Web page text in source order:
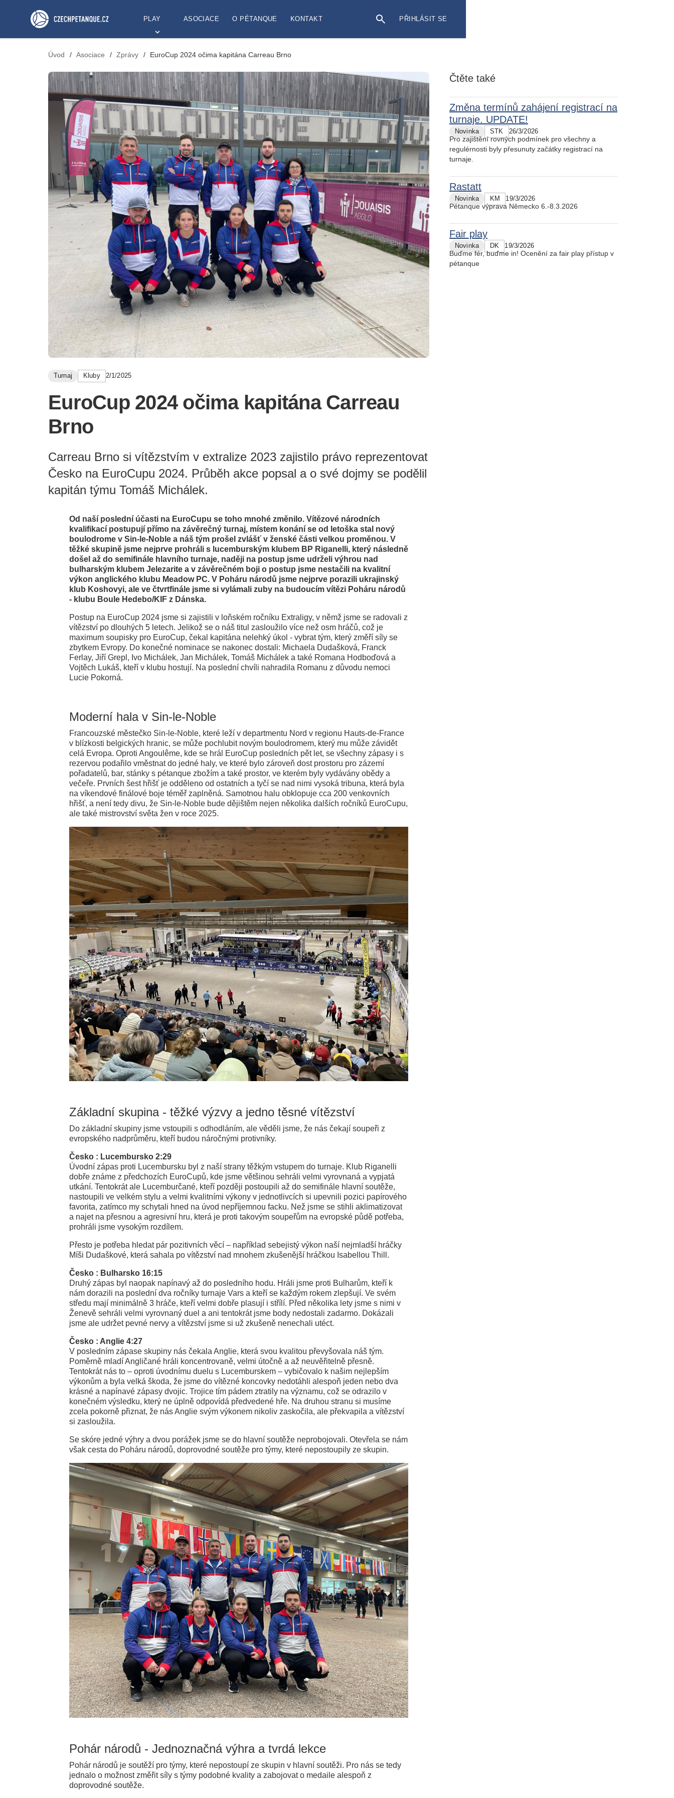
PLAY ASOCIACE O PÉTANQUE KONTAKT PŘIHLÁSIT SE
Úvod / Asociace / Zprávy / EuroCup 2024 očima kapitána Carreau Brno
Turnaj Kluby 2/1/2025
EuroCup 2024 očima kapitána Carreau
Brno
Carreau Brno si vítězstvím v extralize 2023 zajistilo právo reprezentovat
Česko na EuroCupu 2024. Průběh akce popsal a o své dojmy se podělil
kapitán týmu Tomáš Michálek.
Od naší poslední účasti na EuroCupu se toho mnohé změnilo. Vítězové národních
kvalifikací postupují přímo na závěrečný turnaj, místem konání se od letoška stal nový
boulodrome v Sin-le-Noble a náš tým prošel zvlášť v ženské části velkou proměnou. V
těžké skupině jsme nejprve prohráli s lucemburským klubem BP Riganelli, který následně
došel až do semifinále hlavního turnaje, naději na postup jsme udrželi výhrou nad
bulharským klubem Jelezarite a v závěrečném boji o postup jsme nestačili na kvalitní
výkon anglického klubu Meadow PC. V Poháru národů jsme nejprve porazili ukrajinský
klub Koshovyi, ale ve čtvrtfinále jsme si vylámali zuby na budoucím vítězi Poháru národů
- klubu Boule Hedebo/KIF z Dánska.
Postup na EuroCup 2024 jsme si zajistili v loňském ročníku Extraligy, v němž jsme se radovali z
vítězství po dlouhých 5 letech. Jelikož se o náš titul zasloužilo více než osm hráčů, což je
maximum soupisky pro EuroCup, čekal kapitána nelehký úkol - vybrat tým, který změří síly se
zbytkem Evropy. Do konečné nominace se nakonec dostali: Michaela Dudašková, Franck
Ferlay, Jiří Grepl, Ivo Michálek, Jan Michálek, Tomáš Michálek a také Romana Hodboďová a
Vojtěch Lukáš, kteří v klubu hostují. Na poslední chvíli nahradila Romanu z důvodu nemoci
Lucie Pokorná.
Moderní hala v Sin-le-Noble
Francouzské městečko Sin-le-Noble, které leží v departmentu Nord v regionu Hauts-de-France
v blízkosti belgických hranic, se může pochlubit novým boulodromem, který mu může závidět
celá Evropa. Oproti Angoulême, kde se hrál EuroCup posledních pět let, se všechny zápasy i s
rezervou podařilo vměstnat do jedné haly, ve které bylo zároveň dost prostoru pro zázemí
pořadatelů, bar, stánky s pétanque zbožím a také prostor, ve kterém byly vydávány obědy a
večeře. Prvních šest hřišť je odděleno od ostatních a tyčí se nad nimi vysoká tribuna, která byla
na víkendové finálové boje téměř zaplněná. Samotnou halu obklopuje cca 200 venkovních
hřišť, a není tedy divu, že Sin-le-Noble bude dějištěm nejen několika dalších ročníků EuroCupu,
ale také mistrovství světa žen v roce 2025.
Základní skupina - těžké výzvy a jedno těsné vítězství
Do základní skupiny jsme vstoupili s odhodláním, ale věděli jsme, že nás čekají soupeři z
evropského nadprůměru, kteří budou náročnými protivníky.
Česko : Lucembursko 2:29
Úvodní zápas proti Lucembursku byl z naší strany těžkým vstupem do turnaje. Klub Riganelli
dobře známe z předchozích EuroCupů, kde jsme většinou sehráli velmi vyrovnaná a vypjatá
utkání. Tentokrát ale Lucemburčané, kteří později postoupili až do semifinále hlavní soutěže,
nastoupili ve velkém stylu a velmi kvalitními výkony v jednotlivcích si upevnili pozici papírového
favorita, zatímco my schytali hned na úvod nepříjemnou facku. Než jsme se stihli aklimatizovat
a najet na přesnou a agresivní hru, která je proti takovým soupeřům na evropské půdě potřeba,
prohráli jsme vysokým rozdílem.
Přesto je potřeba hledat pár pozitivních věcí – například sebejistý výkon naší nejmladší hráčky
Míši Dudaškové, která sahala po vítězství nad mnohem zkušenější hráčkou Isabellou Thill.
Česko : Bulharsko 16:15
Druhý zápas byl naopak napínavý až do posledního hodu. Hráli jsme proti Bulharům, kteří k
nám dorazili na poslední dva ročníky turnaje Vars a kteří se každým rokem zlepšují. Ve svém
středu mají minimálně 3 hráče, kteří velmi dobře plasují i střílí. Před několika lety jsme s nimi v
Ženevě sehráli velmi vyrovnaný duel a ani tentokrát jsme body nedostali zadarmo. Dokázali
jsme ale udržet pevné nervy a vítězství jsme si už zkušeně nenechali utéct.
Česko : Anglie 4:27
V posledním zápase skupiny nás čekala Anglie, která svou kvalitou převyšovala náš tým.
Poměrně mladí Angličané hráli koncentrovaně, velmi útočně a až neuvěřitelně přesně.
Tentokrát nás to – oproti úvodnímu duelu s Lucemburskem – vybičovalo k našim nejlepším
výkonům a byla velká škoda, že jsme do vítězné koncovky nedotáhli alespoň jeden nebo dva
krásné a napínavé zápasy dvojic. Trojice tím pádem ztratily na významu, což se odrazilo v
konečném výsledku, který ne úplně odpovídá předvedené hře. Na druhou stranu si musíme
zcela pokorně přiznat, že nás Anglie svým výkonem nikoliv zaskočila, ale překvapila a vítězství
si zasloužila.
Se skóre jedné výhry a dvou porážek jsme se do hlavní soutěže neprobojovali. Otevřela se nám
však cesta do Poháru národů, doprovodné soutěže pro týmy, které nepostoupily ze skupin.
Pohár národů - Jednoznačná výhra a tvrdá lekce
Pohár národů je soutěží pro týmy, které nepostoupí ze skupin v hlavní soutěži. Pro nás se tedy
jednalo o možnost změřit síly s týmy podobné kvality a zabojovat o medaile alespoň z
doprovodné soutěže.
Čtěte také
Změna termínů zahájení registrací na
turnaje. UPDATE!
Novinka STK 26/3/2026
Pro zajištění rovných podmínek pro všechny a
regulérnosti byly přesunuty začátky registrací na
turnaje.
Rastatt
Novinka KM 19/3/2026
Pétanque výprava Německo 6.-8.3.2026
Fair play
Novinka DK 19/3/2026
Buďme fér, buďme in! Ocenění za fair play přístup v
pétanque